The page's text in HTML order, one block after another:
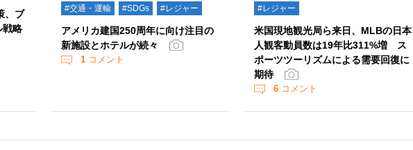
、ブ
戦略
#交通・運輸
#SDGs #レジャー
アメリカ建国250周年に向け注目の
新施設とホテルが続々
1コメント
#レジャー
米国現地観光局ら来日、MLBの日本
人観客動員数は19年比311%増 ス
ポーツツーリズムによる需要回復に
期待
6 コメント